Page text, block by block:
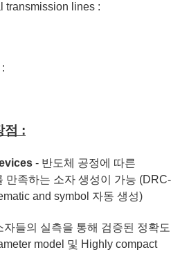
transmission lines :
점 :
- 반도체 공정에 따른
만족하는 소자 생성이 가능 (DRC-
and symbol 자동 생성)
자들의 실측을 통해 검증된 정확도
model 및 Highly compact